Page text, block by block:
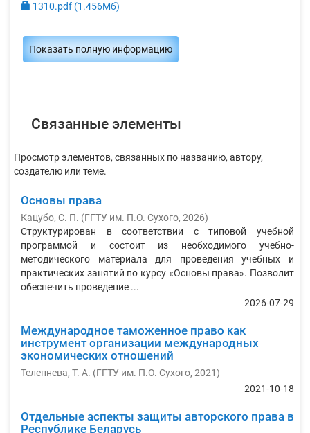
1310.pdf (1.456Мб)
Показать полную информацию
Связанные элементы
Просмотр элементов, связанных по названию, автору,
создателю или теме.
Основы права
Кацубо, С. П. (ГГТУ им. П.О. Сухого, 2026)
Структурирован в соответствии с типовой учебной
программой и состоит из необходимого учебно-
методического материала для проведения учебных и
практических занятий по курсу «Основы права». Позволит
обеспечить проведение ...
2026-07-29
Международное таможенное право как
инструмент организации международных
экономических отношений
Телепнева, Т. А. (ГГТУ им. П.О. Сухого, 2021)
2021-10-18
Отдельные аспекты защиты авторского права в
Республике Беларусь